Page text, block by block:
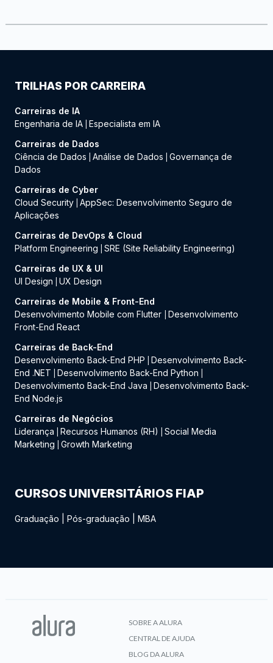
TRILHAS POR CARREIRA
Carreiras de IA
Engenharia de IA Especialista em IA
Carreiras de Dados
Ciência de Dados
Análise de Dados
Governança de
Dados
Carreiras de Cyber
Cloud Security AppSec: Desenvolvimento Seguro de
Aplicações
Carreiras de DevOps & Cloud
Platform Engineering
SRE (Site Reliability Engineering)
Carreiras de UX & UI
UI Design
UX Design
Carreiras de Mobile & Front-End
Desenvolvimento Mobile com Flutter
Desenvolvimento
Front-End React
Carreiras de Back-End
Desenvolvimento Back-End PHP
Desenvolvimento Back-
End .NET
Desenvolvimento Back-End Python
Desenvolvimento Back-End Java
Desenvolvimento Back-
End Node.js
Carreiras de Negócios
Liderança
Recursos Humanos (RH)
Social Media
Marketing
Growth Marketing
CURSOS UNIVERSITÁRIOS FIAP
Graduação Pós-graduação MBA
SOBRE A ALURA
CENTRAL DE AJUDA
BLOG DA ALURA